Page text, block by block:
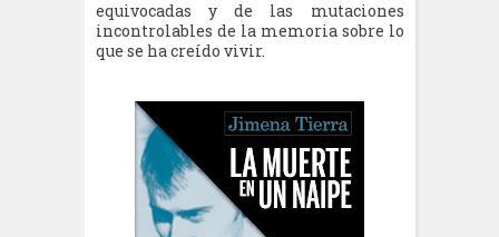
equivocadas y de las mutaciones
incontrolables de la memoria sobre lo
que se ha creído vivir.